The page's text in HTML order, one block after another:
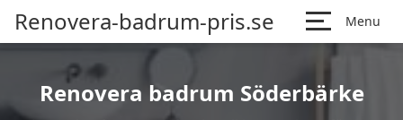
Renovera-badrum-pris.se Menu
Renovera badrum Söderbärke